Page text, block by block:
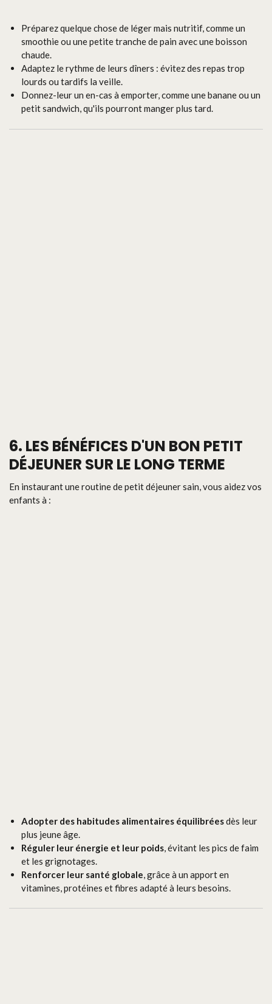
Préparez quelque chose de léger mais nutritif, comme un
smoothie ou une petite tranche de pain avec une boisson
chaude.
Adaptez le rythme de leurs dîners : évitez des repas trop
lourds ou tardifs la veille.
Donnez-leur un en-cas à emporter, comme une banane ou un
petit sandwich, qu'ils pourront manger plus tard.
6. LES BÉNÉFICES D'UN BON PETIT
DÉJEUNER SUR LE LONG TERME
En instaurant une routine de petit déjeuner sain, vous aidez vos
enfants à :
Adopter des habitudes alimentaires équilibréesdès leur
plus jeune âge.
Réguler leur énergie et leur poids , évitant les pics de faim
et les grignotages.
Renforcer leur santé globale , grâce à un apport en
vitamines, protéines et fibres adapté à leurs besoins.